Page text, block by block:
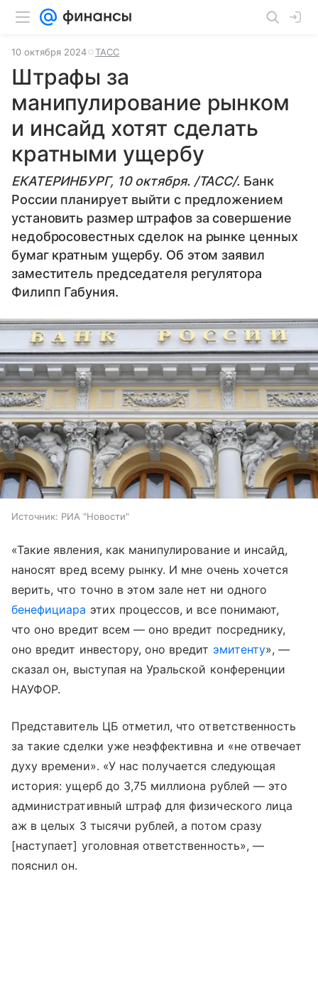
10 октября 2024 ТАСС
Штрафы за
манипулирование рынком
и инсайд хотят сделать
кратными ущербу
ЕКАТЕРИНБУРГ, 10 октября. /ТАСС/. Банк
России планирует выйти с предложением
установить размер штрафов за совершение
недобросовестных сделок на рынке ценных
бумаг кратным ущербу. Об этом заявил
заместитель председателя регулятора
Филипп Габуния.
Источник: РИА "Новости"
«Такие явления, как манипулирование и инсайд,
наносят вред всему рынку. И мне очень хочется
верить, что точно в этом зале нет ни одного
бенефициара этих процессов, и все понимают,
что оно вредит всем — оно вредит посреднику,
оно вредит инвестору, оно вредит эмитенту», —
сказал он, выступая на Уральской конференции
НАУФОР.
Представитель ЦБ отметил, что ответственность
за такие сделки уже неэффективна и «не отвечает
духу времени». «У нас получается следующая
история: ущерб до 3,75 миллиона рублей — это
административный штраф для физического лица
аж в целых 3 тысячи рублей, а потом сразу
[наступает] уголовная ответственность», —
пояснил он.